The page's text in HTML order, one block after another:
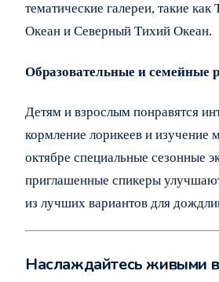
тематические галереи, такие
Океан и Северный Тихий Океан.
Образовательные и семейные
Детям и взрослым понравятся
кормление лорикеев и изучение
октябре специальные сезонные
приглашенные спикеры
из лучших вариантов для
Наслаждайтесь живыми